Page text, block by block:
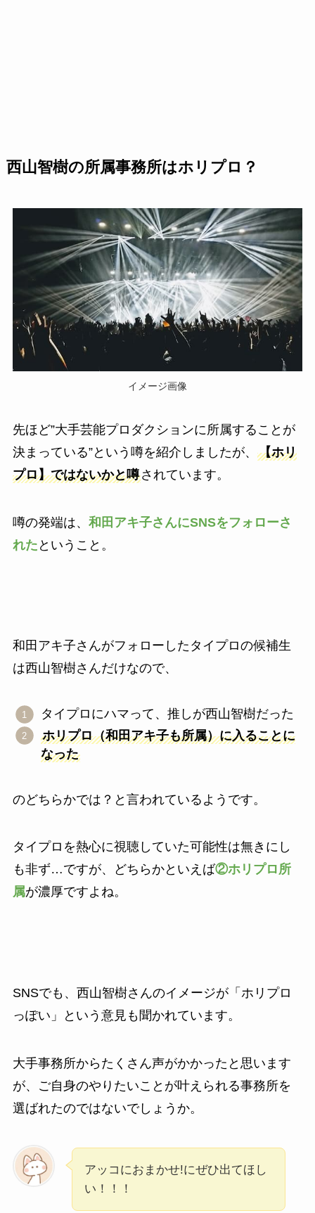
西山智樹の所属事務所はホリプロ？
イメージ画像
先ほど”大手芸能プロダクションに所属することが
決まっている”という噂を紹介しましたが、 【ホリ
プロ】ではないかと噂されています。
噂の発端は、 和田アキ子さんにSNSをフォローさ
れた ということ。
和田アキ子さんがフォローしたタイプロの候補生
は西山智樹さんだけなので、
タイプロにハマって、推しが西山智樹だった
ホリプロ（和田アキ子も所属）に入ることに
なった
のどちらかでは？と言われているようです。
タイプロを熱心に視聴していた可能性は無きにし
も非ず…ですが、どちらかといえば②ホリプロ所
属が濃厚ですよね。
SNSでも、西山智樹さんのイメージが「ホリプロ
っぽい」という意見も聞かれています。
大手事務所からたくさん声がかかったと思います
が、ご自身のやりたいことが叶えられる事務所を
選ばれたのではないでしょうか。
アッコにおまかせ!にぜひ出てほし
い！！！